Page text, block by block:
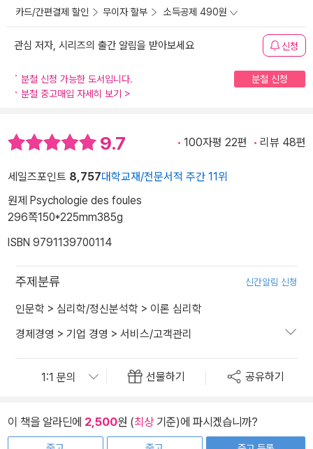
카드/간편결제 할인 무이자 할부 소득공제 490원
관심 저자, 시리즈의 출간 알림을 받아보세요 신청
분철 신청 가능한 도서입니다.
분철 신청
분철 중고매입 자세히 보기 >
9.7 100자평 22편 리뷰 48편
세일즈포인트 8,757대학교재/전문서적 주간 11위
원제 Psychologie des foules
296쪽150*225mm385g
ISBN 9791139700114
주제분류 신간알림 신청
인문학 > 심리학/정신분석학 > 이론 심리학
경제경영 > 기업 경영 > 서비스/고객관리
선물하기 공유하기
이 책을 알라딘에 2,500원 (최상기준)에 파시겠습니까?